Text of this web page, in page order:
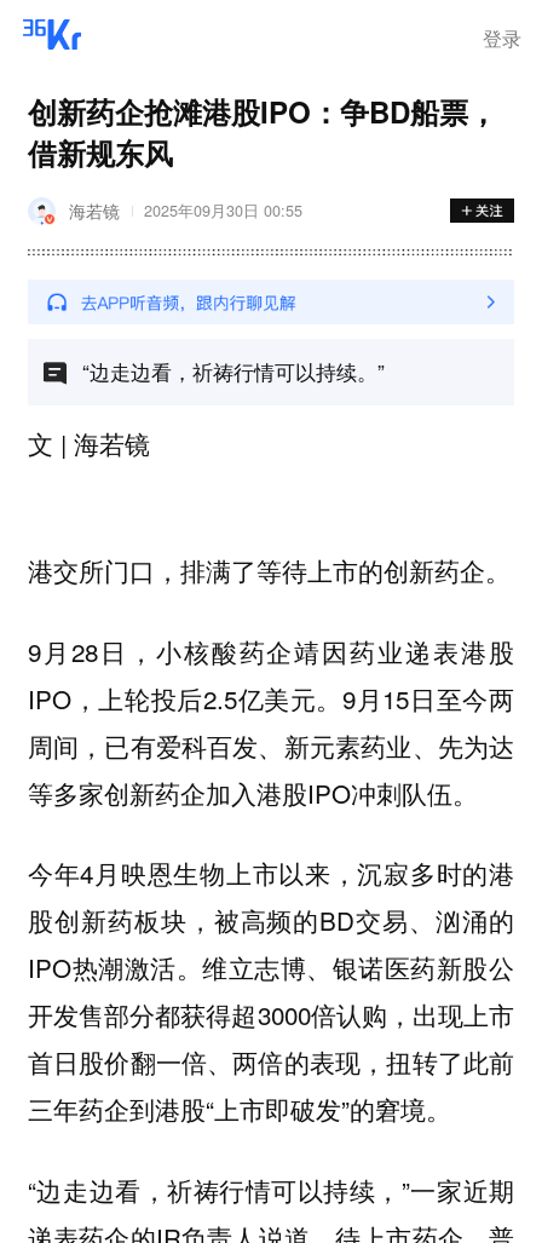
登录
创新药企抢滩港股IPO：争BD船票，
借新规东风
海若镜 2025年09月30日 00:55
“边走边看，祈祷行情可以持续。”
文 | 海若镜
港交所门口，排满了等待上市的创新药企。
9月28日，小核酸药企靖因药业递表港股
IPO，上轮投后2.5亿美元。9月15日至今两
周间，已有爱科百发、新元素药业、先为达
等多家创新药企加入港股IPO冲刺队伍。
今年4月映恩生物上市以来，沉寂多时的港
股创新药板块，被高频的BD交易、汹涌的
IPO热潮激活。维立志博、银诺医药新股公
开发售部分都获得超3000倍认购，出现上市
首日股价翻一倍、两倍的表现，扭转了此前
三年药企到港股“上市即破发”的窘境。
“边走边看，祈祷行情可以持续，”一家近期